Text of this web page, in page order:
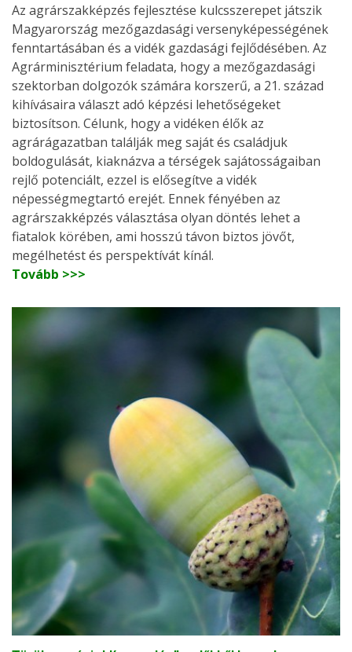
Az agrárszakképzés fejlesztése kulcsszerepet játszik
Magyarország mezőgazdasági versenyképességének
fenntartásában és a vidék gazdasági fejlődésében. Az
Agrárminisztérium feladata, hogy a mezőgazdasági
szektorban dolgozók számára korszerű, a 21. század
kihívásaira választ adó képzési lehetőségeket
biztosítson. Célunk, hogy a vidéken élők az
agrárágazatban találják meg saját és családjuk
boldogulását, kiaknázva a térségek sajátosságaiban
rejlő potenciált, ezzel is elősegítve a vidék
népességmegtartó erejét. Ennek fényében az
agrárszakképzés választása olyan döntés lehet a
fiatalok körében, ami hosszú távon biztos jövőt,
megélhetést és perspektívát kínál.
Tovább >>>